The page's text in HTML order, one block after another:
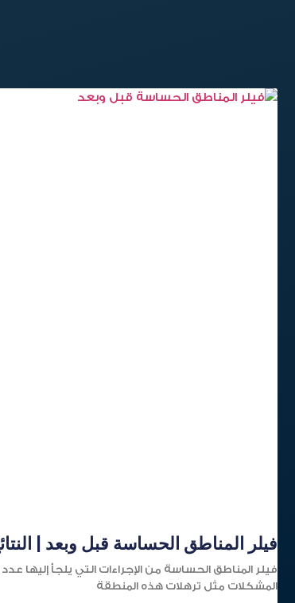
فيلر المناطق الحساسة قبل وبعد |
فيلر المناطق الحساسة من الإجراءات التي يلجأ إليها
المشكلات مثل ترهلات هذه المنطقة